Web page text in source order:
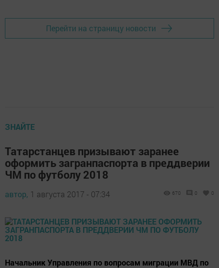
Перейти на страницу новости
ЗНАЙТЕ
Татарстанцев призывают заранее
оформить загранпаспорта в преддверии
ЧМ по футболу 2018
автор, 1 августа 2017 - 07:34 670 0 0
Начальник Управления по вопросам миграции МВД по